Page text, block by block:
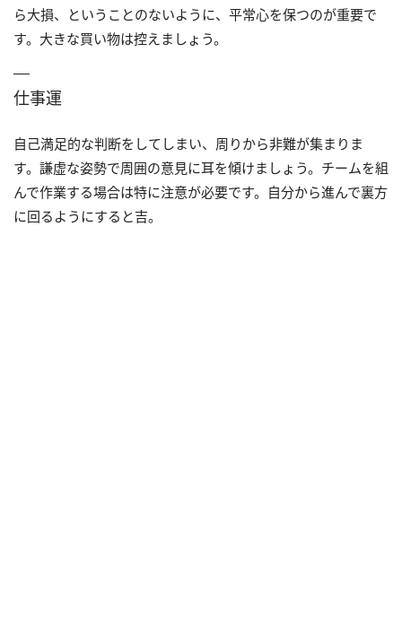
ら大損、ということのないように、平常心を保つのが重要で
す。大きな買い物は控えましょう。
仕事運
自己満足的な判断をしてしまい、周りから非難が集まりま
す。謙虚な姿勢で周囲の意見に耳を傾けましょう。チームを組
んで作業する場合は特に注意が必要です。自分から進んで裏方
に回るようにすると吉。